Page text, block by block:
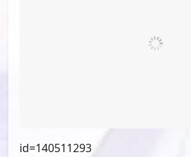
id=140511293